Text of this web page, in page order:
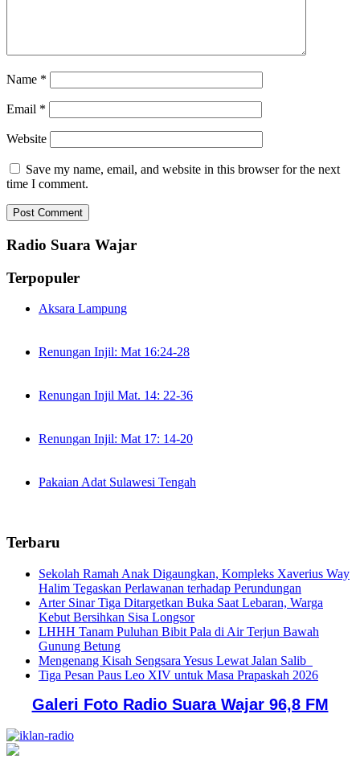
Name *
Email *
Website
Save my name, email, and website in this browser for the next
time I comment.
Radio Suara Wajar
Terpopuler
Aksara Lampung
Renungan Injil: Mat 16:24-28
Renungan Injil Mat. 14: 22-36
Renungan Injil: Mat 17: 14-20
Pakaian Adat Sulawesi Tengah
Terbaru
Sekolah Ramah Anak Digaungkan, Kompleks Xaverius Way
Halim Tegaskan Perlawanan terhadap Perundungan
Arter Sinar Tiga Ditargetkan Buka Saat Lebaran, Warga
Kebut Bersihkan Sisa Longsor
LHHH Tanam Puluhan Bibit Pala di Air Terjun Bawah
Gunung Betung
Mengenang Kisah Sengsara Yesus Lewat Jalan Salib
Tiga Pesan Paus Leo XIV untuk Masa Prapaskah 2026
Galeri Foto Radio Suara Wajar 96,8 FM